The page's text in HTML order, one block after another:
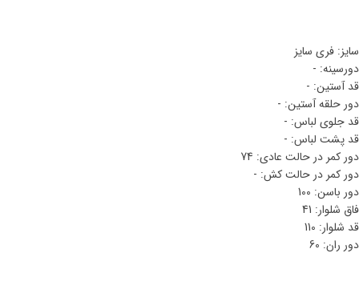
سایز: فری سایز
دورسینه: -
قد آستین: -
دور حلقه آستین: -
قد جلوی لباس: -
قد پشت لباس: -
دور کمر در حالت عادی: 74
دور کمر در حالت کش: -
دور باسن: 100
فاق شلوار: 41
قد شلوار: 110
دور ران: 60